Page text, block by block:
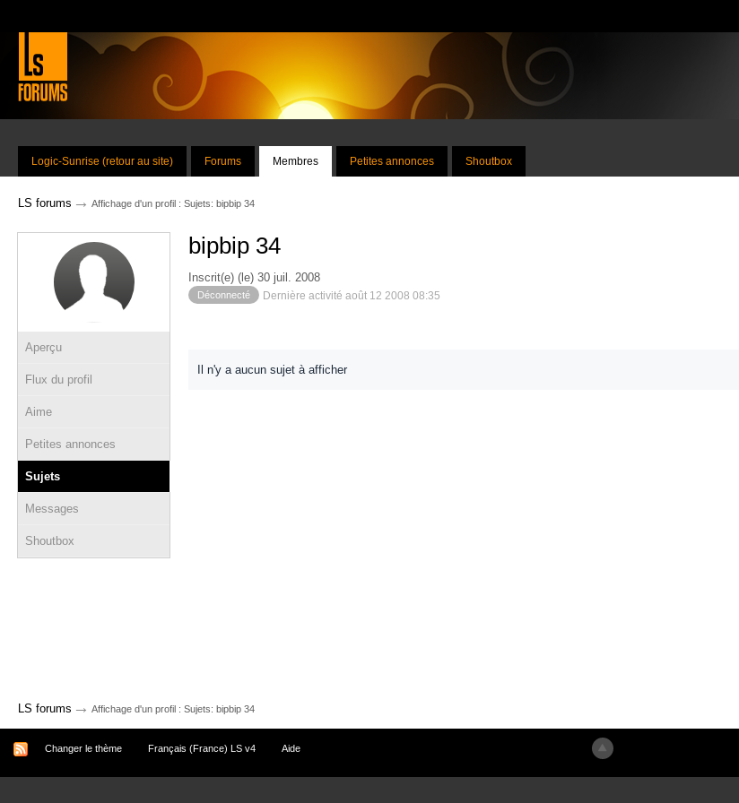
Logic-Sunrise (retour au site) Forums Membres Petites annonces Shoutbox
LS forums → Affichage d'un profil : Sujets: bipbip 34
Aperçu
Flux du profil
Aime
Petites annonces
Sujets
Messages
Shoutbox
bipbip 34
Inscrit(e) (le) 30 juil. 2008
Déconnecté Dernière activité août 12 2008 08:35
Il n'y a aucun sujet à afficher
LS forums → Affichage d'un profil : Sujets: bipbip 34
Changer le thème Français (France) LS v4 Aide